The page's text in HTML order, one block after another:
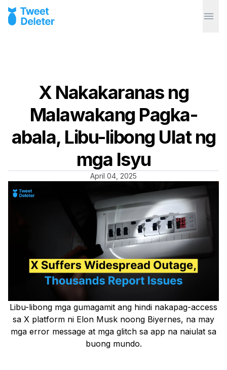
X Nakakaranas ng
Malawakang Pagka-
abala, Libu-libong Ulat ng
mga Isyu
April 04, 2025
Libu-libong mga gumagamit ang hindi nakapag-access
sa X platform ni Elon Musk noong Biyernes, na may
mga error message at mga glitch sa app na naiulat sa
buong mundo.